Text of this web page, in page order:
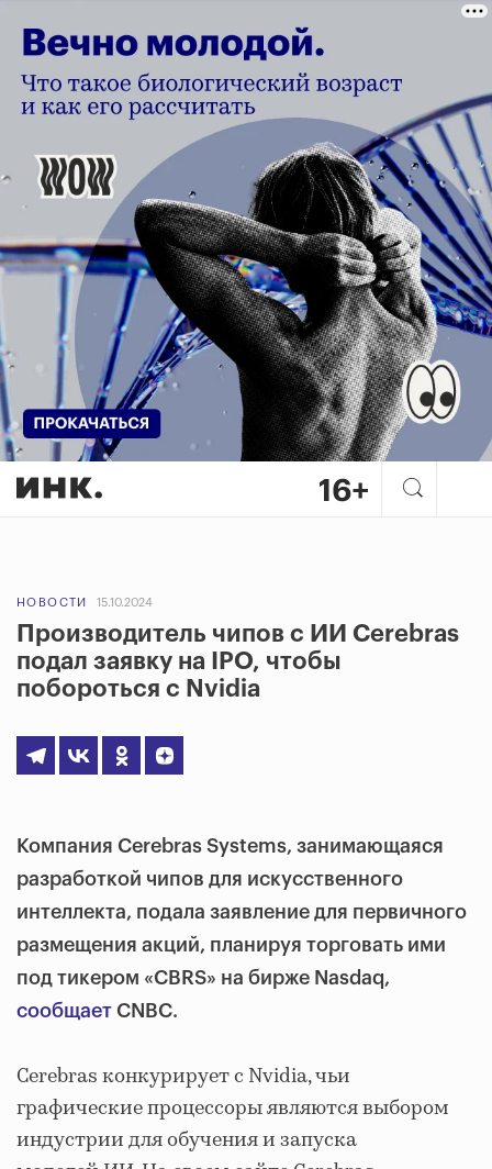
НОВОСТИ 15.10.2024
Производитель чипов с ИИ Cerebras
подал заявку на IPO, чтобы
побороться с Nvidia
Компания Cerebras Systems, занимающаяся
разработкой чипов для искусственного
интеллекта, подала заявление для первичного
размещения акций, планируя торговать ими
под тикером «CBRS» на бирже Nasdaq,
сообщает CNBC.
Cerebras конкурирует с Nvidia, чьи
графические процессоры являются выбором
индустрии для обучения и запуска